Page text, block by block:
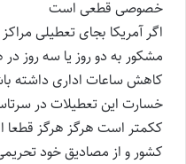
خصوصی قطعی است
اگر آمریکا بجای تعطیلی
مشکور به دو روز یا سه روز در
کاهش ساعات اداری داشته
خسارت این تعطیلات در
ککمتر است هرگز هرگز قطعا
کشور و از مصادیق خود